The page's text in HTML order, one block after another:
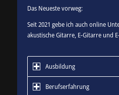
Das Neueste vorweg:
Seit 2021 gebe ich auch online
akustische Gitarre, E-Gitarre und
Ausbildung
Berufserfahrung